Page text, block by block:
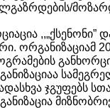
,,„ქსენონი”
ორგანიზაციამ
ჯგუფებს